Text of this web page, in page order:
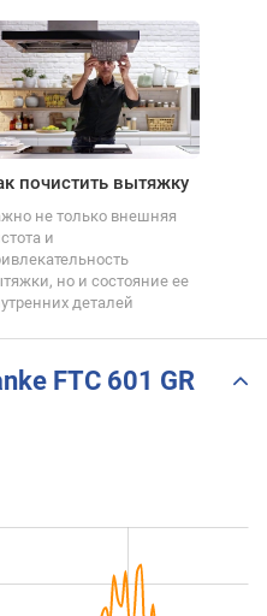
Как почистить вытяжку
не только внешняя
и
но и состояние ее
деталей
FTC 601 GR